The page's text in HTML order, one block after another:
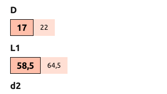
Dauswählen
17
22(Diese Option ist zurzeit nicht verfügbar.)
L1
58,5
64,5(Diese Option ist zurzeit nicht verfügbar.)
d2